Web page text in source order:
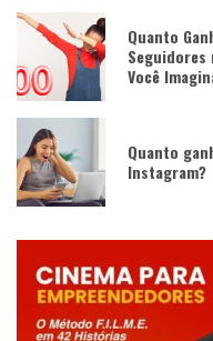
Quanto
Seguidores
Você
Quanto
Instagram?